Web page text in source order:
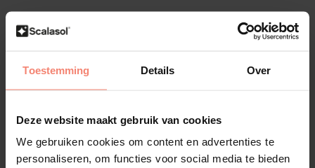
Toestemming Details Over
Deze website maakt gebruik van cookies
We gebruiken cookies om content en advertenties te
personaliseren, om functies voor social media te bieden
Voordat u begint met het aanbrengen van de EC750 dient u eerst
glaskrabber.
Montage binnenzijde glas
EC750 is geschikt voor alle type vlak glas, met uitzondering van
HR- en gelaagd glas.